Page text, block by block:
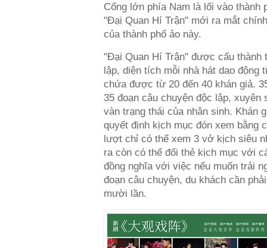
Cổng lớn phía Nam là lối vào thành
"Đại Quan Hí Trận" mới ra mắt
của thành phố ảo này.
"Đại Quan Hí Trận" được cấu thành
lập, diện tích mỗi nhà hát dao động
chứa được từ 20 đến 40 khán giả.
35 đoạn câu chuyện độc lập, xuyên
vàn trạng thái của nhân sinh. Khán
quyết định kịch mục đón xem bằng
lượt chỉ có thể xem 3 vở kịch siêu
ra còn có thể đổi thẻ kịch mục với
đồng nghĩa với việc nếu muốn trải
đoạn câu chuyện, du khách cần
mười lần.